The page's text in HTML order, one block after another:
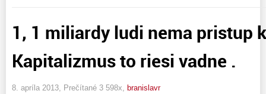
1, 1 miliardy ludi nema pristup
Kapitalizmus to riesi vadne .
8. apríla 2013, Prečítané 3 598x, branislavr